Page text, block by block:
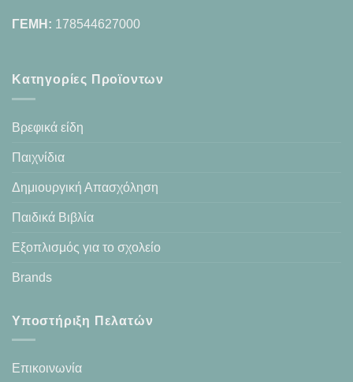
ΓΕΜΗ: 178544627000
Κατηγορίες Προϊοντων
Βρεφικά είδη
Παιχνίδια
Δημιουργική Απασχόληση
Παιδικά Βιβλία
Εξοπλισμός για το σχολείο
Brands
Υποστήριξη Πελατών
Επικοινωνία